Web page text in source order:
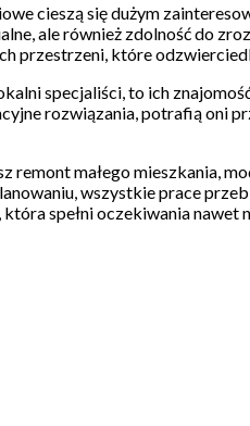
cieszą się dużym
ale również zdolność do
przestrzeni, które
specjaliści, to ich
rozwiązania, potrafią oni
remont małego mieszkania,
wszystkie prace
spełni oczekiwania